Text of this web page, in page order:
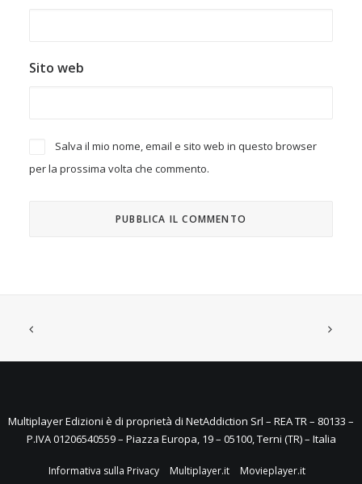
Sito web
Salva il mio nome, email e sito web in questo browser
per la prossima volta che commento.
Multiplayer Edizioni è di proprietà di NetAddiction Srl – REA TR – 80133 –
P.IVA 01206540559 – Piazza Europa, 19 – 05100, Terni (TR) – Italia
Informativa sulla Privacy Multiplayer.it Movieplayer.it